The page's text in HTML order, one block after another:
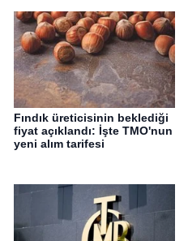
Fındık üreticisinin beklediği
fiyat açıklandı: İşte TMO'nun
yeni alım tarifesi